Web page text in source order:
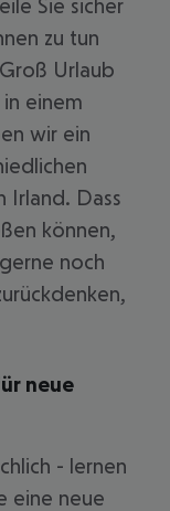
Sie sicher
zu tun
Urlaub
einem
wir ein
Irland. Dass
können,
noch
neue
- lernen
eine neue